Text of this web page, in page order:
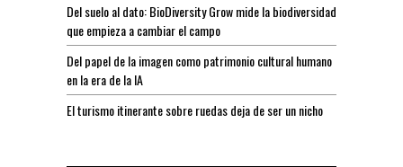
Del suelo al dato: BioDiversity Grow mide la biodiversidad
que empieza a cambiar el campo
Del papel de la imagen como patrimonio cultural humano
en la era de la IA
El turismo itinerante sobre ruedas deja de ser un nicho